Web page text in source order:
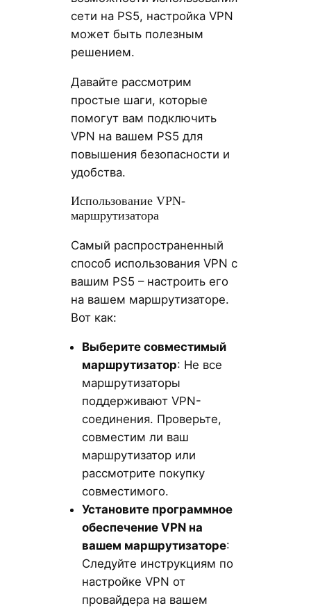
сети на PS5, настройка VPN
может быть полезным
решением.
Давайте рассмотрим
простые шаги, которые
помогут вам подключить
VPN на вашем PS5 для
повышения безопасности и
удобства.
Использование VPN-
маршрутизатора
Самый распространенный
способ использования VPN с
вашим PS5 – настроить его
на вашем маршрутизаторе.
Вот как:
Выберите совместимый
маршрутизатор: Не все
маршрутизаторы
поддерживают VPN-
соединения. Проверьте,
совместим ли ваш
маршрутизатор или
рассмотрите покупку
совместимого.
Установите программное
обеспечение VPN на
вашем маршрутизаторе:
Следуйте инструкциям по
настройке VPN от
провайдера на вашем